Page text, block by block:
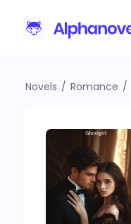
Novels / Romance /